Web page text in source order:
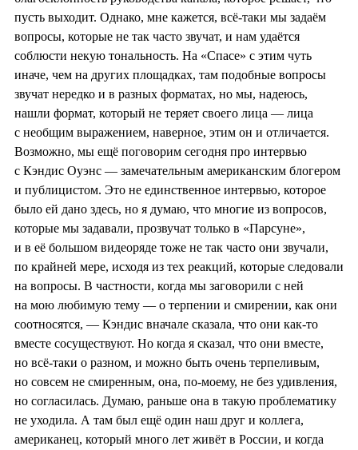
пусть выходит. Однако, мне кажется, всё-таки мы задаём
вопросы, которые не так часто звучат, и нам удаётся
соблюсти некую тональность. На «Спасе» с этим чуть
иначе, чем на других площадках, там подобные вопросы
звучат нередко и в разных форматах, но мы, надеюсь,
нашли формат, который не теряет своего лица — лица
с необщим выражением, наверное, этим он и отличается.
Возможно, мы ещё поговорим сегодня про интервью
с Кэндис Оуэнс — замечательным американским блогером
и публицистом. Это не единственное интервью, которое
было ей дано здесь, но я думаю, что многие из вопросов,
которые мы задавали, прозвучат только в «Парсуне»,
и в её большом видеоряде тоже не так часто они звучали,
по крайней мере, исходя из тех реакций, которые следовали
на вопросы. В частности, когда мы заговорили с ней
на мою любимую тему — о терпении и смирении, как они
соотносятся, — Кэндис вначале сказала, что они как-то
вместе сосуществуют. Но когда я сказал, что они вместе,
но всё-таки о разном, и можно быть очень терпеливым,
но совсем не смиренным, она, по-моему, не без удивления,
но согласилась. Думаю, раньше она в такую проблематику
не уходила. А там был ещё один наш друг и коллега,
американец, который много лет живёт в России, и когда